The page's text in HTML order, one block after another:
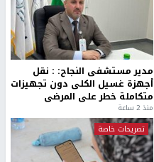
مدير مستشفى النجاح: : نقل
أجهزة غسيل الكلى دون تجهيزات
متكاملة خطر على المرضى
منذ 2 ساعة
تصريحات خاصة